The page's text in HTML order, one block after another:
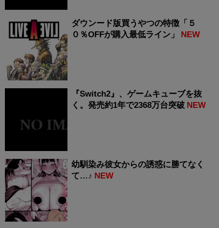
ダウンード版買うやつの特徴「５
０％OFFが購入最低ライン」
NEW
『Switch2』、ゲームキューブを抜
く。発売約1年で2368万台突破 NEW
幼馴染み彼女からの誘惑に勝てなく
て…♪ NEW